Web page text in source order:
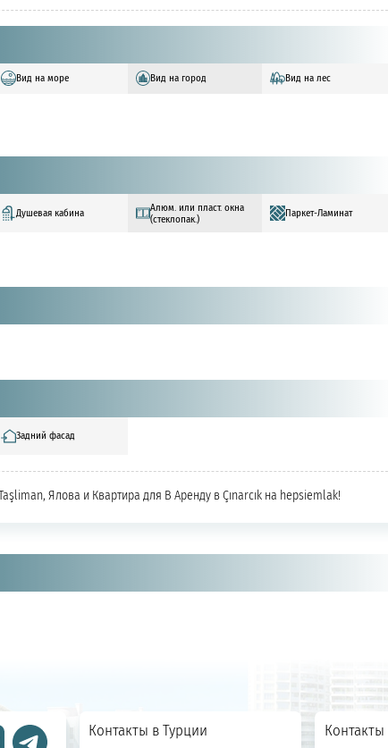
Вид на море Вид на город Вид на лес
Душевая кабина
Алюм. или пласт. окна
(стеклопак.)
Паркет-Ламинат
Задний фасад
Ялова и Квартира для В Аренду в Çınarcık на hepsiemlak!
Контакты в Турции